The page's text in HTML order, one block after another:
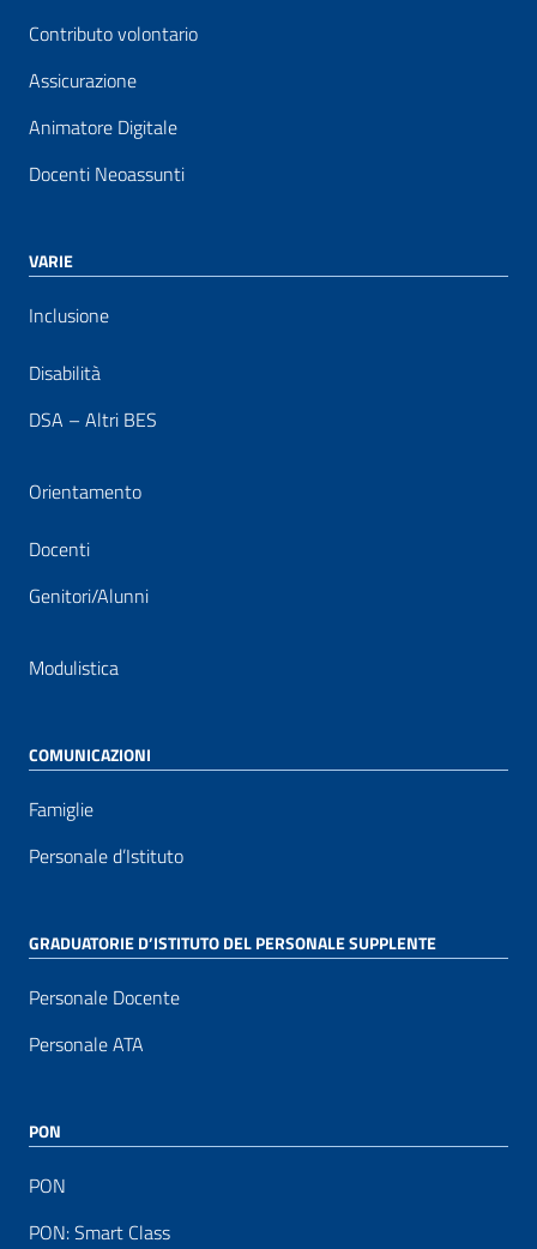
Contributo volontario
Assicurazione
Animatore Digitale
Docenti Neoassunti
VARIE
Inclusione
Disabilità
DSA – Altri BES
Orientamento
Docenti
Genitori/Alunni
Modulistica
COMUNICAZIONI
Famiglie
Personale d’Istituto
GRADUATORIE D’ISTITUTO DEL PERSONALE SUPPLENTE
Personale Docente
Personale ATA
PON
PON
PON: Smart Class